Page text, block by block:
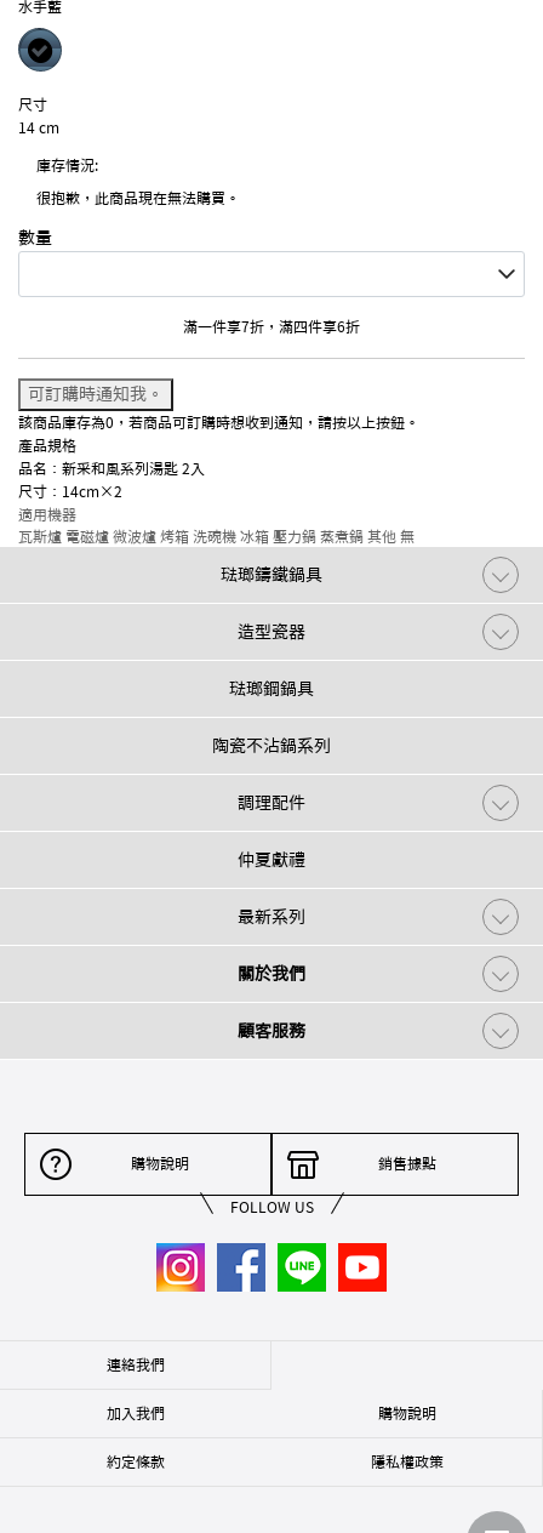
水手藍
尺寸
14 cm
庫存情況:
很抱歉，此商品現在無法購買。
數量
滿一件享7折，滿四件享6折
可訂購時通知我。
該商品庫存為0，若商品可訂購時想收到通知，請按以上按鈕。
產品規格
品名：新采和風系列湯匙 2入
尺寸：14cm×2
適用機器
瓦斯爐 電磁爐 微波爐 烤箱 洗碗機 冰箱 壓力鍋 蒸煮鍋 其他 無
琺瑯鑄鐵鍋具
造型瓷器
琺瑯鋼鍋具
陶瓷不沾鍋系列
調理配件
仲夏獻禮
最新系列
關於我們
顧客服務
購物說明 銷售據點
FOLLOW US
連絡我們
加入我們 購物說明
約定條款 隱私權政策